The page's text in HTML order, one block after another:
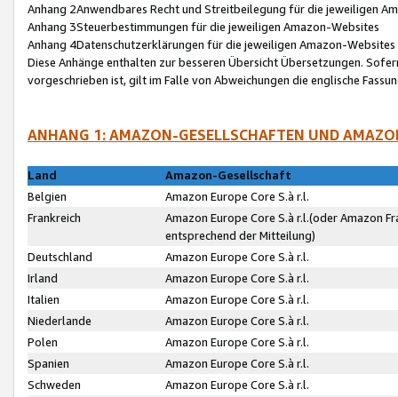
Anhang 2Anwendbares Recht und Streitbeilegung für die jeweiligen
Anhang 3Steuerbestimmungen für die jeweiligen Amazon-Websites
Anhang 4Datenschutzerklärungen für die jeweiligen Amazon-Websites
Diese Anhänge enthalten zur besseren Übersicht Übersetzungen.
vorgeschrieben ist, gilt im Falle von Abweichungen die englische
ANHANG 1: AMAZON-GESELLSCHAFTEN UND
Land
Amazon-Gesellschaft
Belgien
Amazon Europe Core S.à r.l.
Frankreich
Amazon Europe Core S.à r.l.(oder Amazon
entsprechend der Mitteilung)
Deutschland
Amazon Europe Core S.à r.l.
Irland
Amazon Europe Core S.à r.l.
Italien
Amazon Europe Core S.à r.l.
Niederlande
Amazon Europe Core S.à r.l.
Polen
Amazon Europe Core S.à r.l.
Spanien
Amazon Europe Core S.à r.l.
Schweden
Amazon Europe Core S.à r.l.